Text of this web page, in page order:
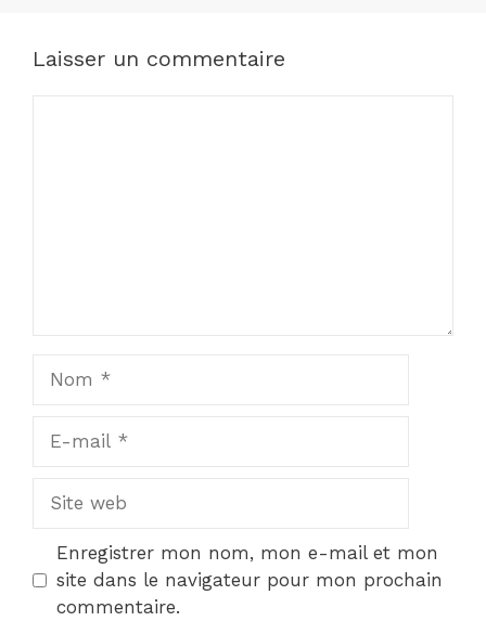
Laisser un commentaire
Site
Enregistrer mon nom, mon e-mail et mon
site dans le navigateur pour mon prochain
commentaire.